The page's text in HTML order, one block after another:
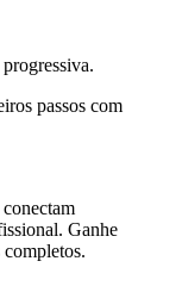
passos com
Ganhe